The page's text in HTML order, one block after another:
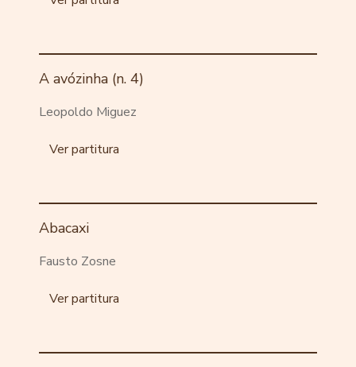
A avózinha (n. 4)
Leopoldo Miguez
Ver partitura
Abacaxi
Fausto Zosne
Ver partitura